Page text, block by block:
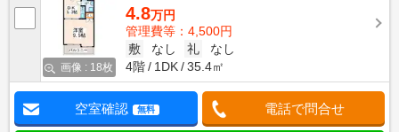
画像 : 18枚
4.8万円
管理費等：4,500円
敷
なし 礼
なし
4階
1DK 35.4㎡
空室確認 無料 電話で問合せ